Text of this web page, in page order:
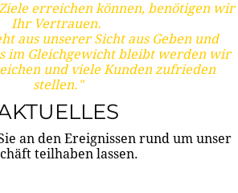
erreichen können, benötigen wir
Ihr Vertrauen.
aus unserer Sicht aus Geben und
im Gleichgewicht bleibt werden wir
und viele Kunden zufrieden
stellen."
an den Ereignissen rund um unser
teilhaben lassen.